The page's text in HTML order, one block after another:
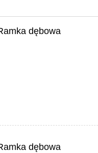
dębowa
dębowa